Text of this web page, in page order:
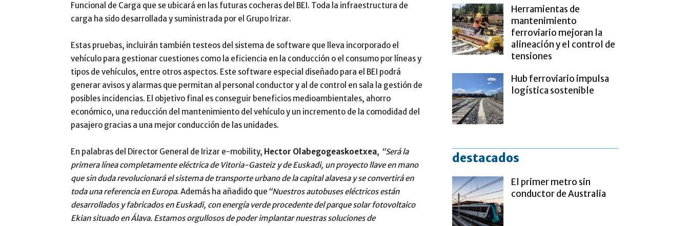
Funcional de Carga que se ubicará en las futuras cocheras del BEI. Toda la infraestructura de
carga ha sido desarrollada y suministrada por el Grupo Irizar.
Estas pruebas, incluirán también testeos del sistema de software que lleva incorporado el
vehículo para gestionar cuestiones como la eficiencia en la conducción o el consumo por líneas y
tipos de vehículos, entre otros aspectos. Este software especial diseñado para el BEI podrá
generar avisos y alarmas que permitan al personal conductor y al de control en sala la gestión de
posibles incidencias. El objetivo final es conseguir beneficios medioambientales, ahorro
económico, una reducción del mantenimiento del vehículo y un incremento de la comodidad del
pasajero gracias a una mejor conducción de las unidades.
En palabras del Director General de Irizar e-mobility, Hector Olabegogeaskoetxea, “Será la
primera línea completamente eléctrica de Vitoria-Gasteiz y de Euskadi, un proyecto llave en mano
que sin duda revolucionará el sistema de transporte urbano de la capital alavesa y se convertirá en
toda una referencia en Europa. Además ha añadido que “Nuestros autobuses eléctricos están
desarrollados y fabricados en Euskadi, con energía verde procedente del parque solar fotovoltaico
Ekian situado en Álava. Estamos orgullosos de poder implantar nuestras soluciones de
Herramientas de
mantenimiento
ferroviario mejoran la
alineación y el control de
tensiones
Hub ferroviario impulsa
logística sostenible
destacados
El primer metro sin
conductor de Australia